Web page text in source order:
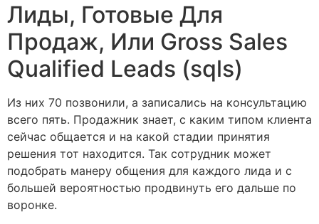
Лиды, Готовые Для
Продаж, Или Gross Sales
Qualified Leads (sqls)
Из них 70 позвонили, а записались на консультацию
всего пять. Продажник знает, с каким типом клиента
сейчас общается и на какой стадии принятия
решения тот находится. Так сотрудник может
подобрать манеру общения для каждого лида и с
большей вероятностью продвинуть его дальше по
воронке.